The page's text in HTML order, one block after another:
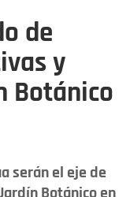
de
y
Botánico
serán el eje de